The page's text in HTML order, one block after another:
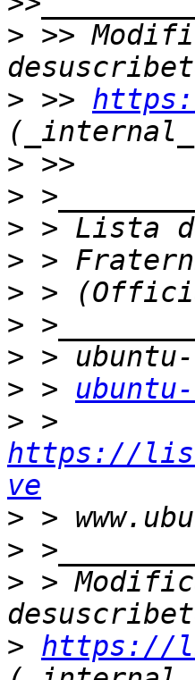
> >>
> >>
>
>
>
>
>
>
>
> >
>
https://
ve
>
>
> >
> https://